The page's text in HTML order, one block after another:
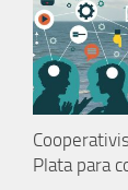
Plata para